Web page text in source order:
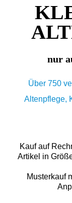
nur
Über 750
Altenpflege,
Kauf auf
Artikel in
Musterkauf